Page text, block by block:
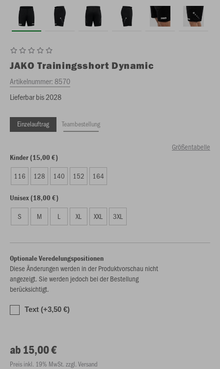
JAKO Trainingsshort Dynamic
Artikelnummer:8570
Lieferbar bis 2028
Einzelauftrag Teambestellung
Größentabelle
Kinder (15,00 €)
116 128 140 152 164
Unisex (18,00 €)
S M L XL XXL 3XL
Optionale Veredelungspositionen
Diese Änderungen werden in der Produktvorschau nicht
angezeigt. Sie werden jedoch bei der Bestellung
berücksichtigt.
Text (+3,50 €)
ab 15,00 €
Preis inkl. 19% MwSt. zzgl. Versand